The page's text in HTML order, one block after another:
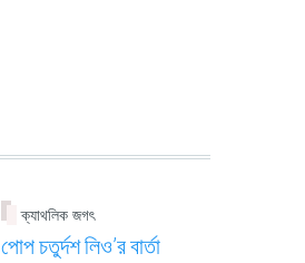
ক্যাথলিক জগৎ
পোপ চতুর্দশ লিও’র বার্তা